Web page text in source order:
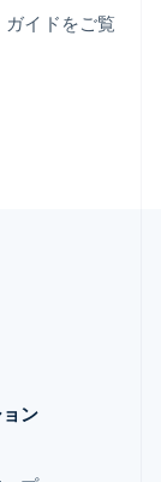
イドをご覧
ン